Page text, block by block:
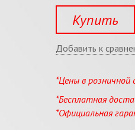
Купить
Добавить к
*Цены в
*Бесплатная
*Официальная